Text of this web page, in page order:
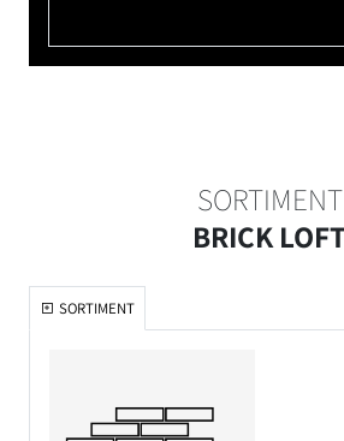
SORTIMENT
BRICK
SORTIMENT